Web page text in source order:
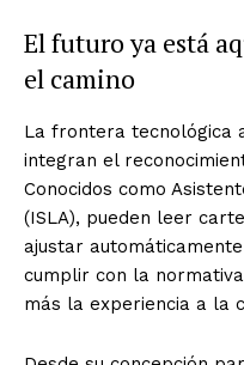
El futuro ya está
el camino
La frontera tecnológica
integran el
Conocidos como
(ISLA), pueden leer
ajustar
cumplir con la
más la experiencia a la